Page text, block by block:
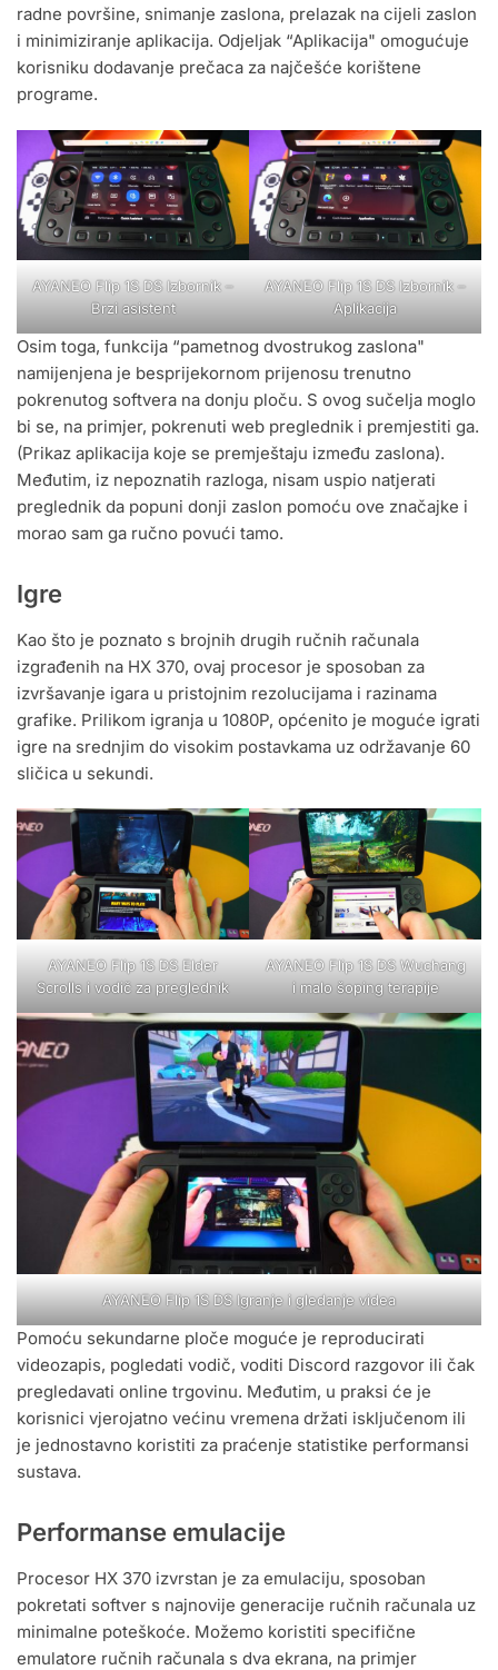
radne površine, snimanje zaslona, ​​prelazak na cijeli zaslon
i minimiziranje aplikacija. Odjeljak “Aplikacija" omogućuje
korisniku dodavanje prečaca za najčešće korištene
programe.
AYANEO Flip 1S DS Izbornik –
Brzi asistent
AYANEO Flip 1S DS Izbornik –
Aplikacija
Osim toga, funkcija “pametnog dvostrukog zaslona"
namijenjena je besprijekornom prijenosu trenutno
pokrenutog softvera na donju ploču. S ovog sučelja moglo
bi se, na primjer, pokrenuti web preglednik i premjestiti ga.
(Prikaz aplikacija koje se premještaju između zaslona).
Međutim, iz nepoznatih razloga, nisam uspio natjerati
preglednik da popuni donji zaslon pomoću ove značajke i
morao sam ga ručno povući tamo.
Igre
Kao što je poznato s brojnih drugih ručnih računala
izgrađenih na HX 370, ovaj procesor je sposoban za
izvršavanje igara u pristojnim rezolucijama i razinama
grafike. Prilikom igranja u 1080P, općenito je moguće igrati
igre na srednjim do visokim postavkama uz održavanje 60
sličica u sekundi.
AYANEO Flip 1S DS Elder
Scrolls i vodič za preglednik
AYANEO Flip 1S DS Wuchang
i malo šoping terapije
AYANEO Flip 1S DS Igranje i gledanje videa
Pomoću sekundarne ploče moguće je reproducirati
videozapis, pogledati vodič, voditi Discord razgovor ili čak
pregledavati online trgovinu. Međutim, u praksi će je
korisnici vjerojatno većinu vremena držati isključenom ili
je jednostavno koristiti za praćenje statistike performansi
sustava.
Performanse emulacije
Procesor HX 370 izvrstan je za emulaciju, sposoban
pokretati softver s najnovije generacije ručnih računala uz
minimalne poteškoće. Možemo koristiti specifične
emulatore ručnih računala s dva ekrana, na primjer